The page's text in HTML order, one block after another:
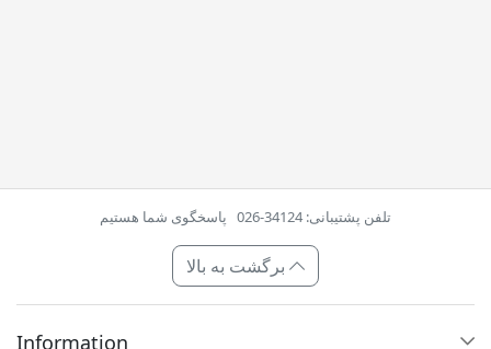
تلفن پشتیبانی: 34124-026 پاسخگوی شما هستیم
Information